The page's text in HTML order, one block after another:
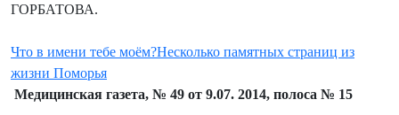
ГОРБАТОВА.
Что в имени тебе моём?Несколько памятных страниц из
жизни Поморья
Медицинская газета, № 49 от 9.07. 2014, полоса № 15